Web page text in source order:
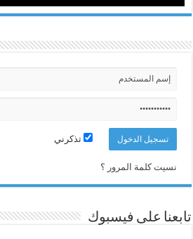
تذكرني
نسيت كلمة المرور ؟
تابعنا على فيسبوك